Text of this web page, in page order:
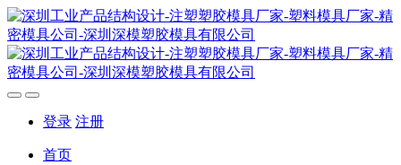
登录 注册
首页